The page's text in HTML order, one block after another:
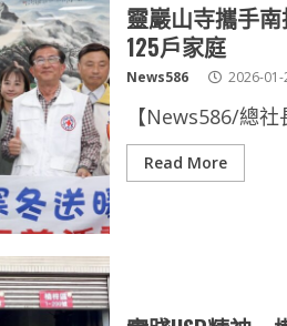
靈巖山寺攜手
125戶家庭
News586 2026-01-
【News586/總社
Read More